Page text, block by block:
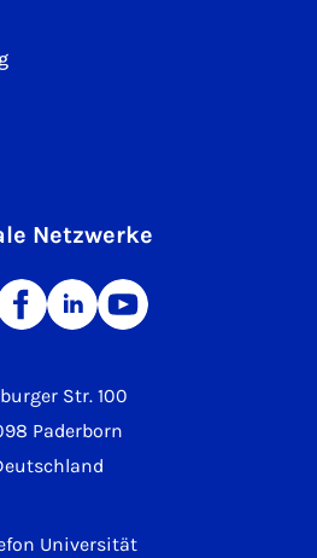
Str. 100
Paderborn
Universität
Netzwerke